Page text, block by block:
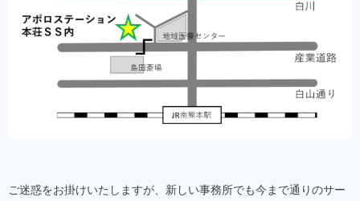
ご迷惑をお掛けいたしますが、新しい事務所でも今まで通りのサー